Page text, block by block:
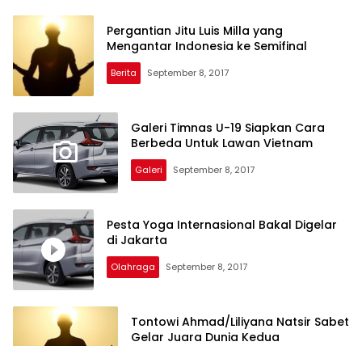
Pergantian Jitu Luis Milla yang
Mengantar Indonesia ke Semifinal
Berita September 8, 2017
Galeri Timnas U-19 Siapkan Cara
Berbeda Untuk Lawan Vietnam
Galeri September 8, 2017
Pesta Yoga Internasional Bakal Digelar
di Jakarta
Olahraga September 8, 2017
Tontowi Ahmad/Liliyana Natsir Sabet
Gelar Juara Dunia Kedua